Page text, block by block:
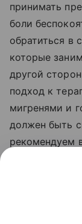
принимать
боли
обратиться в
которые
другой
подход к
мигренями и
должен быть
рекомендуем
проверять
выяснять, не